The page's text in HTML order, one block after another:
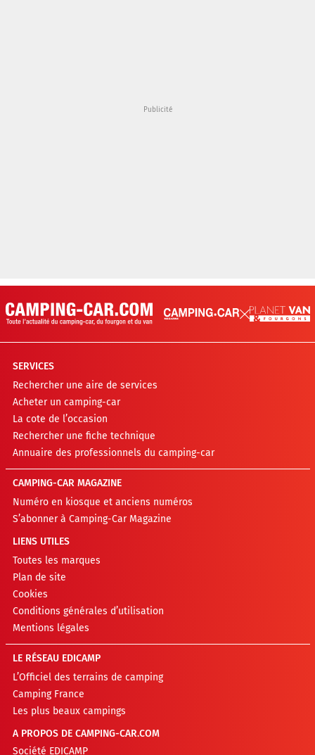
SERVICES
Rechercher une aire de services
Acheter un camping-car
La cote de l’occasion
Rechercher une fiche technique
Annuaire des professionnels du camping-car
CAMPING-CAR MAGAZINE
Numéro en kiosque et anciens numéros
S’abonner à Camping-Car Magazine
LIENS UTILES
Toutes les marques
Plan de site
Cookies
Conditions générales d’utilisation
Mentions légales
LE RÉSEAU EDICAMP
L’Officiel des terrains de camping
Camping France
Les plus beaux campings
A PROPOS DE CAMPING-CAR.COM
Société EDICAMP